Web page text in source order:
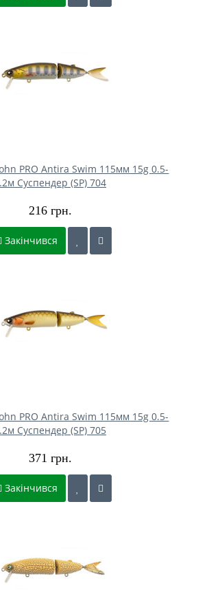
PRO Antira Swim 115мм 15g 0.5-
Cуспендер (SP) 704
216 грн.
Закінчився
PRO Antira Swim 115мм 15g 0.5-
Cуспендер (SP) 705
371 грн.
Закінчився